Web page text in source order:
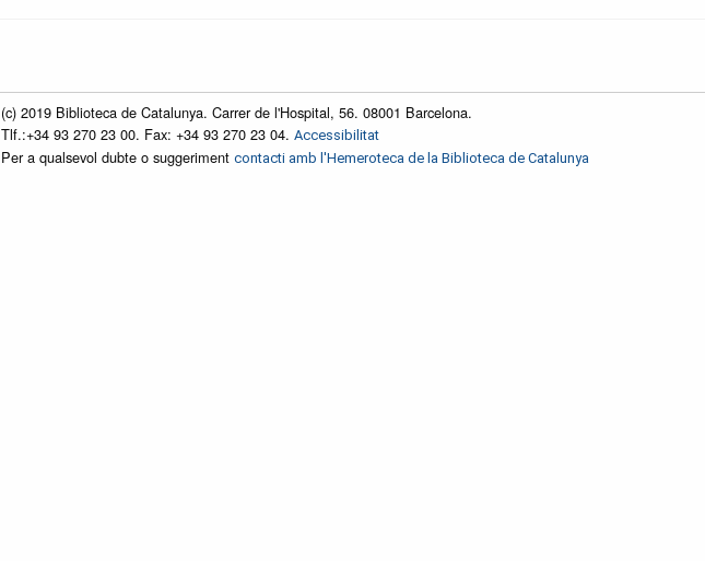
(c) 2019 Biblioteca de Catalunya. Carrer de l'Hospital, 56. 08001 Barcelona.
Tlf.:+34 93 270 23 00. Fax: +34 93 270 23 04. Accessibilitat
Per a qualsevol dubte o suggeriment contacti amb l'Hemeroteca de la Biblioteca de Catalunya